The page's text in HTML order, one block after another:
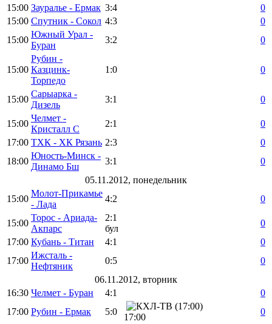
15:00 Зауралье - Ермак 3:4
0
15:00 Спутник - Сокол 4:3
0
15:00
Южный Урал -
Буран
3:2 0
15:00
Рубин -
Казцинк-
Торпедо
1:0 0
15:00
Сарыарка -
Дизель
3:1 0
15:00
Челмет -
Кристалл С
2:1
0
17:00 ТХК - ХК Рязань 2:3
0
18:00
Юность-Минск -
Динамо Бш
3:1
0
05.11.2012, понедельник
15:00
Молот-Прикамье
- Лада
4:2 0
15:00
Торос - Ариада-
Акпарс
2:1
бул
0
17:00 Кубань - Титан 4:1
0
17:00
Ижсталь -
Нефтяник
0:5
0
06.11.2012, вторник
16:30 Челмет - Буран 4:1
0
17:00 Рубин - Ермак 5:0
17:00
0